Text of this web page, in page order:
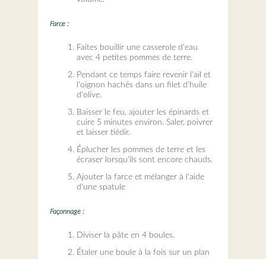
Farce :
Faites bouillir une casserole d'eau
avec 4 petites pommes de terre.
Pendant ce temps faire revenir l'ail et
l'oignon hachés dans un filet d'huile
d'olive.
Baisser le feu, ajouter les épinards et
cuire 5 minutes environ. Saler, poivrer
et laisser tiédir.
Éplucher les pommes de terre et les
écraser lorsqu'ils sont encore chauds.
Ajouter la farce et mélanger à l'aide
d'une spatule
Façonnage :
Diviser la pâte en 4 boules.
Étaler une boule à la fois sur un plan